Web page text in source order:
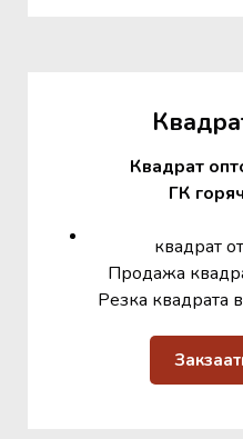
Квадрат
ГК
квадрат
Продажа
Резка квадрата